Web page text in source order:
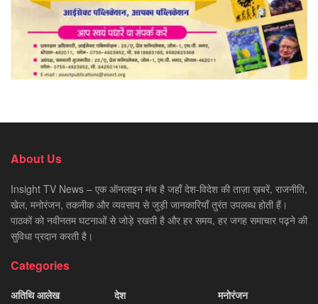
About Us
Insight TV News – एक ऑनलाइन मंच है जहाँ देश-विदेश की ताज़ा ख़बरें, राजनीति,
खेल, मनोरंजन, तकनीक और व्यवसाय से जुड़ी जानकारियाँ तुरंत उपलब्ध होती हैं।
पाठकों को नवीनतम घटनाओं से जोड़े रखती है और हर समय, हर जगह समाचार पढ़ने की
सुविधा प्रदान करती है।
Categories
अतिथि आलेख
देश
मनोरंजन